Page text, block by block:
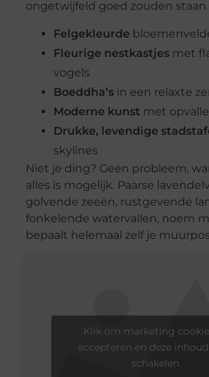
ongetwijfeld goed zouden
Felgekleurde
Fleurige nestkastjesmet
vogels
Boeddha’sin een relaxte
Moderne kunst met
Drukke, levendige
skylines
Niet je ding? Geen probleem,
alles is mogelijk. Paarse
golvende zeeën, rustgevende
fonkelende watervallen, noem
bepaalt helemaal zelf je
Klik om marketing
accepteren en deze
schakelen